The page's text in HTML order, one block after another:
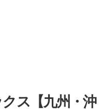
ス【九州・沖